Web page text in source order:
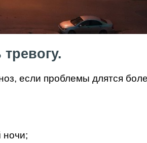
если проблемы длятся
ночи;